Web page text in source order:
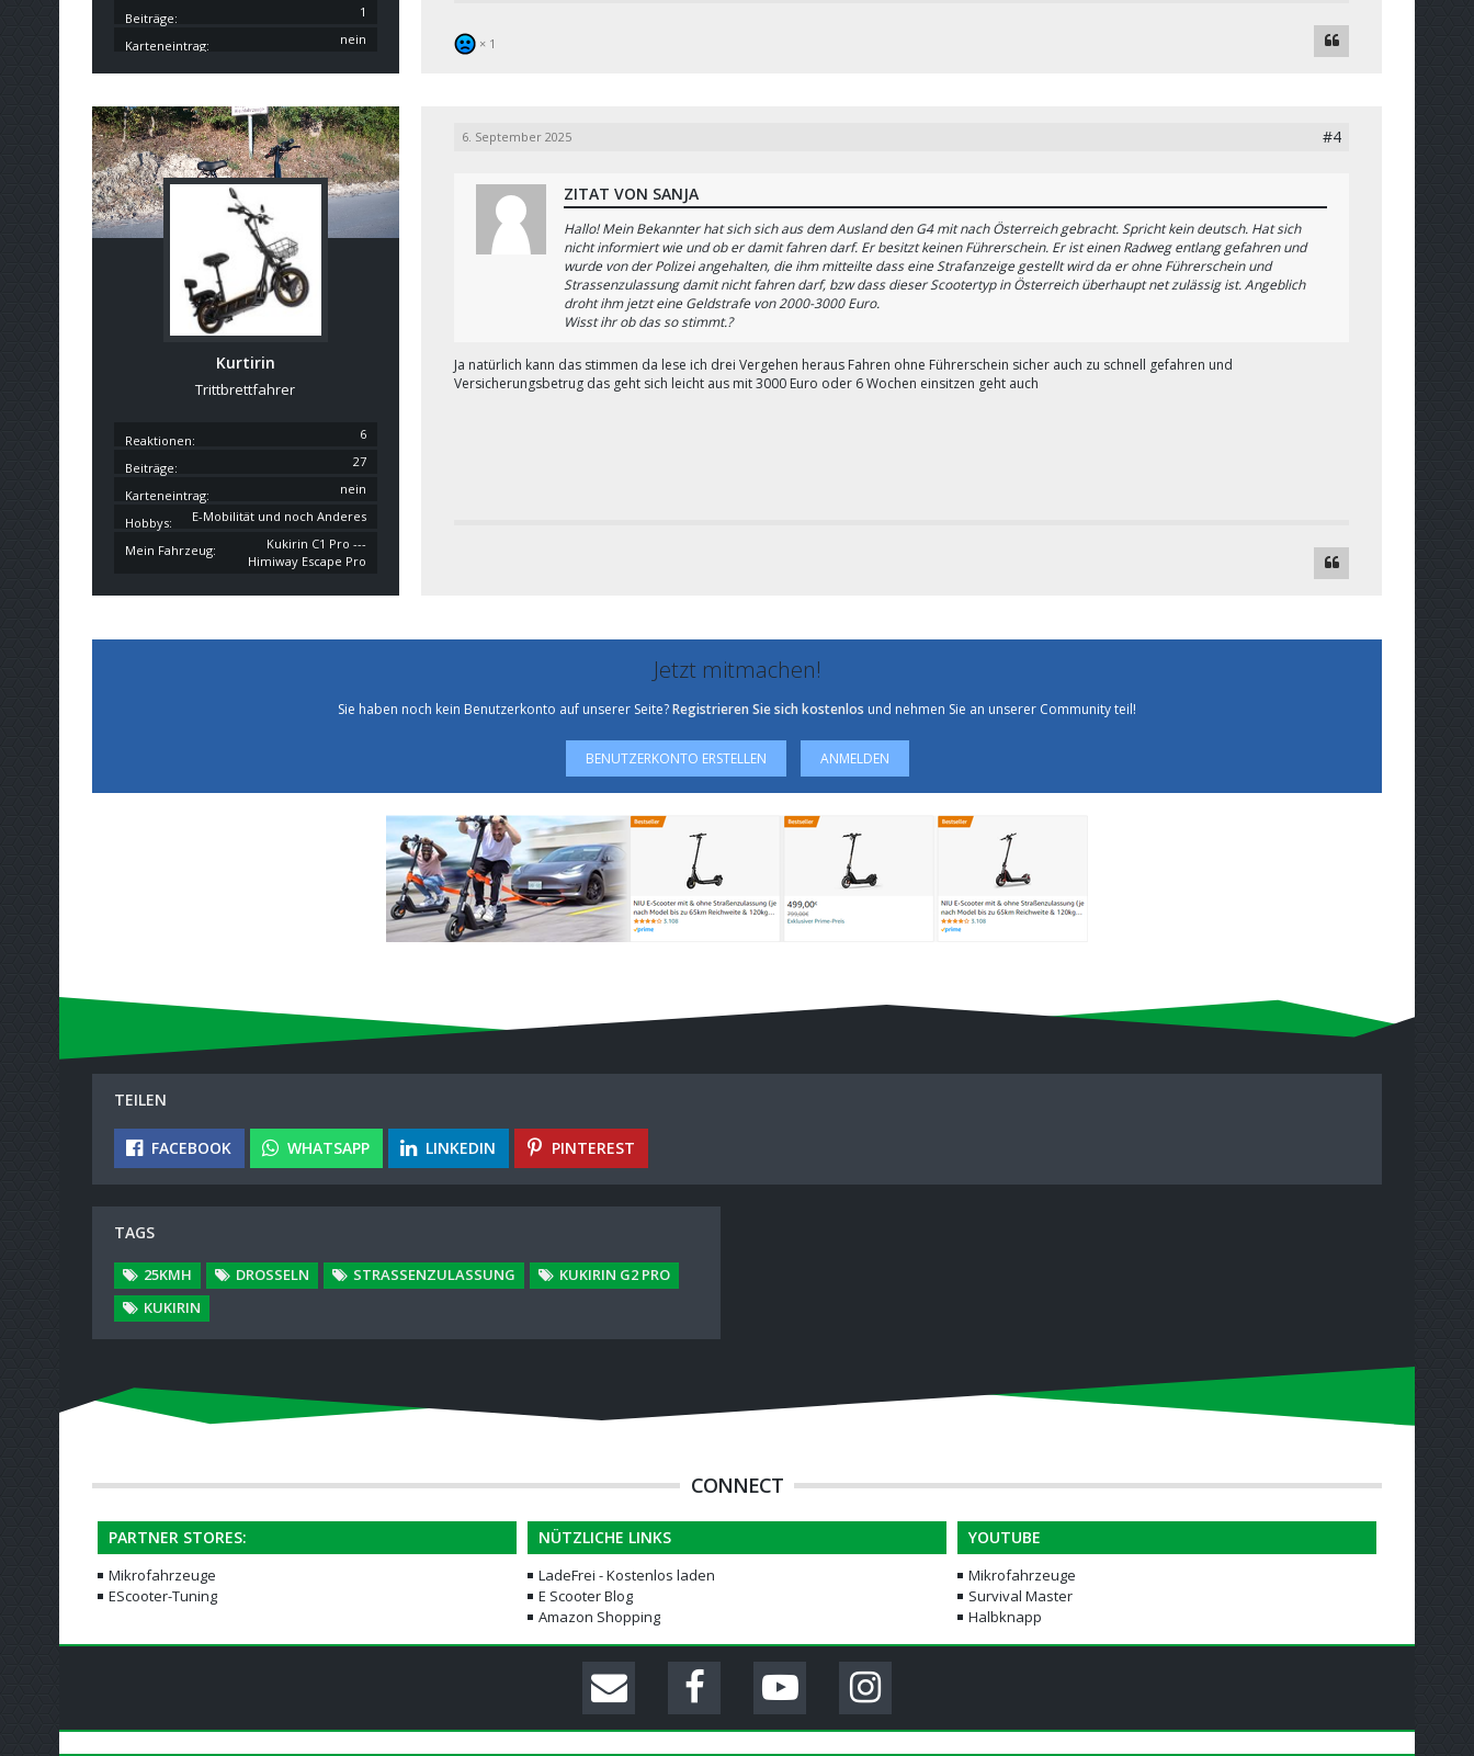
Beiträge 1
Karteneintrag nein 1
Kurtirin
Trittbrettfahrer
Reaktionen 6
Beiträge 27
Karteneintrag nein
Hobbys E-Mobilität und noch Anderes
Mein Fahrzeug
Kukirin C1 Pro ---
Himiway Escape Pro
6. September 2025 #4
ZITAT VON SANJA
Hallo! Mein Bekannter hat sich sich aus dem Ausland den G4 mit nach Österreich gebracht. Spricht kein deutsch. Hat sich
nicht informiert wie und ob er damit fahren darf. Er besitzt keinen Führerschein. Er ist einen Radweg entlang gefahren und
wurde von der Polizei angehalten, die ihm mitteilte dass eine Strafanzeige gestellt wird da er ohne Führerschein und
Strassenzulassung damit nicht fahren darf, bzw dass dieser Scootertyp in Österreich überhaupt net zulässig ist. Angeblich
droht ihm jetzt eine Geldstrafe von 2000-3000 Euro.
Wisst ihr ob das so stimmt.?
Ja natürlich kann das stimmen da lese ich drei Vergehen heraus Fahren ohne Führerschein sicher auch zu schnell gefahren und
Versicherungsbetrug das geht sich leicht aus mit 3000 Euro oder 6 Wochen einsitzen geht auch
Jetzt mitmachen!
Sie haben noch kein Benutzerkonto auf unserer Seite?Registrieren Sie sich kostenlos und nehmen Sie an unserer Community teil!
BENUTZERKONTO ERSTELLEN ANMELDEN
TEILEN
FACEBOOK WHATSAPP LINKEDIN PINTEREST
TAGS
25KMH DROSSELN STRASSENZULASSUNG
KUKIRIN G2 PRO
KUKIRIN
CONNECT
PARTNER STORES:
Mikrofahrzeuge
EScooter-Tuning
NÜTZLICHE LINKS
LadeFrei - Kostenlos laden
E Scooter Blog
Amazon Shopping
YOUTUBE
Mikrofahrzeuge
Survival Master
Halbknapp